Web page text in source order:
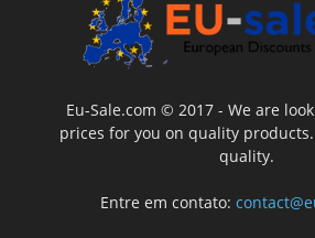
Eu-Sale.com © 2017 - We are
prices for you on quality
quality.
Entre em contato: